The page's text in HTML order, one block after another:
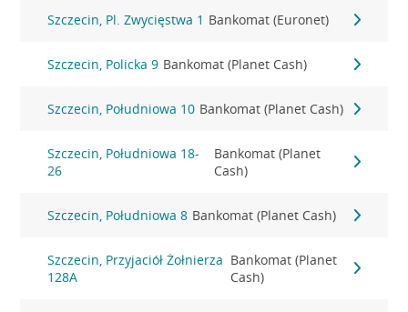
Szczecin, Pl. Zwycięstwa 1 Bankomat (Euronet)
Szczecin, Policka 9 Bankomat (Planet Cash)
Szczecin, Południowa 10 Bankomat (Planet Cash)
Szczecin, Południowa 18-
26
Bankomat (Planet
Cash)
Szczecin, Południowa 8 Bankomat (Planet Cash)
Szczecin, Przyjaciół Żołnierza
128A
Bankomat (Planet
Cash)